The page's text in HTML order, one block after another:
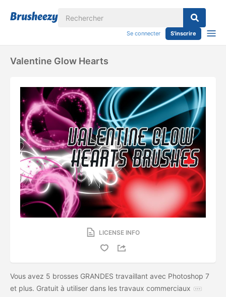
Se connecter S'inscrire
Valentine Glow Hearts
LICENSE INFO
Vous avez 5 brosses GRANDES travaillant avec Photoshop 7
et plus. Gratuit à utiliser dans les travaux commerciaux